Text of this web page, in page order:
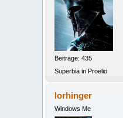
Beiträge: 435
Superbia in Proelio
lorhinger
Windows Me